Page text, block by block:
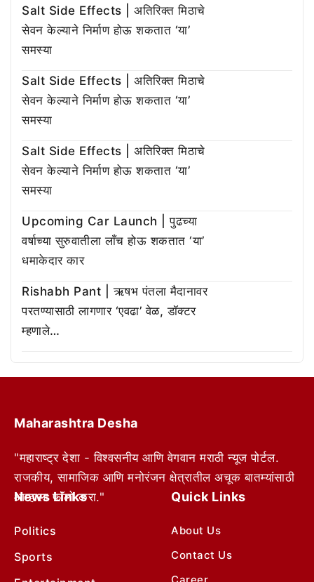
Salt Side Effects | अतिरिक्त मिठाचे
सेवन केल्याने निर्माण होऊ शकतात ‘या’
समस्या
Salt Side Effects | अतिरिक्त मिठाचे
सेवन केल्याने निर्माण होऊ शकतात ‘या’
समस्या
Salt Side Effects | अतिरिक्त मिठाचे
सेवन केल्याने निर्माण होऊ शकतात ‘या’
समस्या
Upcoming Car Launch | पुढच्या
वर्षाच्या सुरुवातीला लाँच होऊ शकतात ‘या’
धमाकेदार कार
Rishabh Pant | ऋषभ पंतला मैदानावर
परतण्यासाठी लागणार ‘एवढा’ वेळ, डॉक्टर
म्हणाले…
Maharashtra Desha
"महाराष्ट्र देशा - विश्वसनीय आणि वेगवान मराठी न्यूज पोर्टल.
राजकीय, सामाजिक आणि मनोरंजन क्षेत्रातील अचूक बातम्यांसाठी
आम्हाला फॉलो करा."
News Links
Politics
Sports
Quick Links
About Us
Contact Us
Career